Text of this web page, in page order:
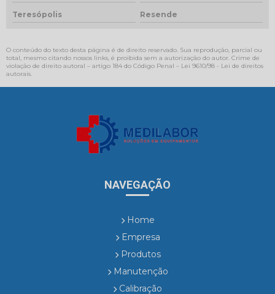
Teresópolis Resende
O conteúdo do texto desta página é de direito reservado. Sua reprodução, parcial ou
total, mesmo citando nossos links, é proibida sem a autorização do autor. Crime de
violação de direito autoral – artigo 184 do Código Penal – Lei 9610/98 - Lei de direitos
autorais.
NAVEGAÇÃO
Home
Empresa
Produtos
Manutenção
Calibração